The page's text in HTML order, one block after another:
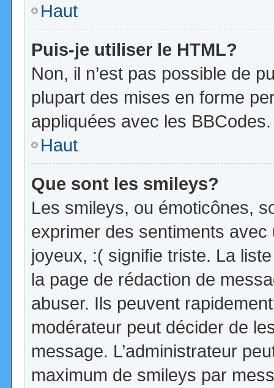
Haut
Puis-je utiliser le HTML?
Non, il n’est pas possible de
plupart des mises en forme
appliquées avec les BBCodes.
Haut
Que sont les smileys?
Les smileys, ou émoticônes,
exprimer des sentiments
joyeux, :( signifie triste. La
la page de rédaction de
abuser. Ils peuvent
modérateur peut décider de
message. L’administrateur
maximum de smileys par